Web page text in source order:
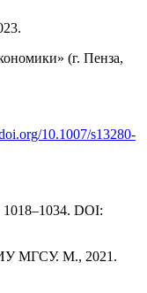
(г. Пенза,
10.1007/s13280-
1018–1034. DOI:
МГСУ. М., 2021.